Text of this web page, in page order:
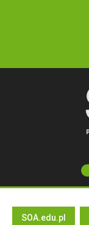
SOA.edu.pl